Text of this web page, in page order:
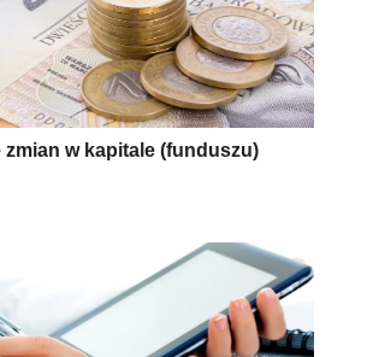
zmian w kapitale (funduszu)